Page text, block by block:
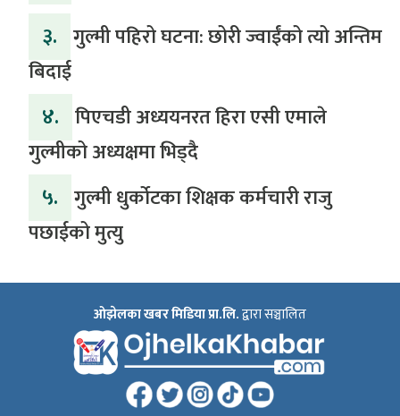
३. गुल्मी पहिरो घटना: छोरी ज्वाईंको त्यो अन्तिम
बिदाई
४. पिएचडी अध्ययनरत हिरा एसी एमाले
गुल्मीको अध्यक्षमा भिड्दै
५. गुल्मी धुर्कोटका शिक्षक कर्मचारी राजु
पछाईको मुत्यु
ओझेलका खबर मिडिया प्रा.लि.द्वारा सञ्चालित